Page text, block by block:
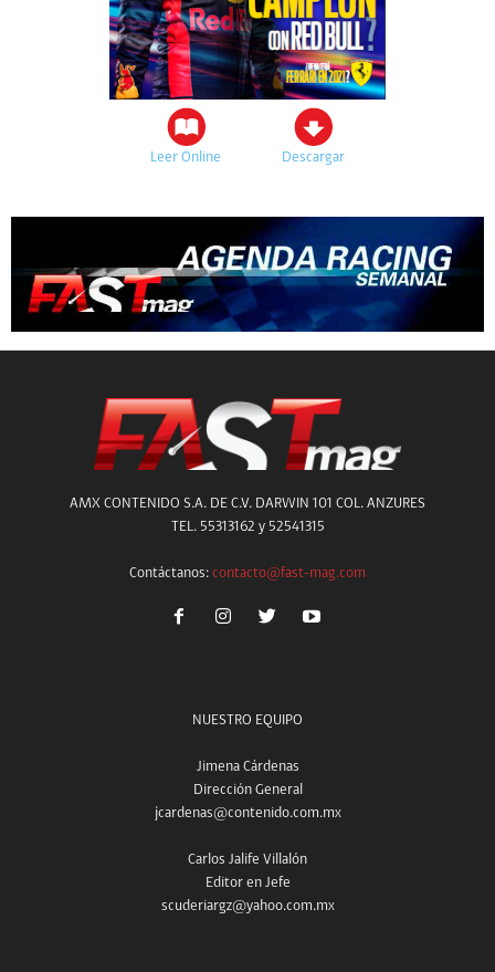
Leer Online Descargar
AMX CONTENIDO S.A. DE C.V. DARWIN 101 COL. ANZURES
TEL. 55313162 y 52541315
Contáctanos: contacto@fast-mag.com
NUESTRO EQUIPO
Jimena Cárdenas
Dirección General
jcardenas@contenido.com.mx
Carlos Jalife Villalón
Editor en Jefe
scuderiargz@yahoo.com.mx